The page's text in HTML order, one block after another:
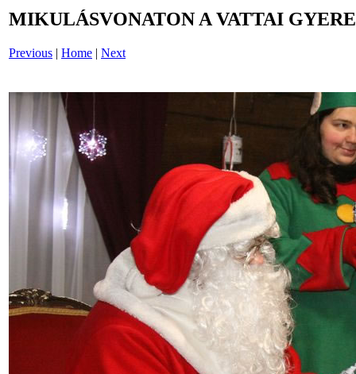
MIKULÁSVONATON A VATTAI
Previous | Home | Next